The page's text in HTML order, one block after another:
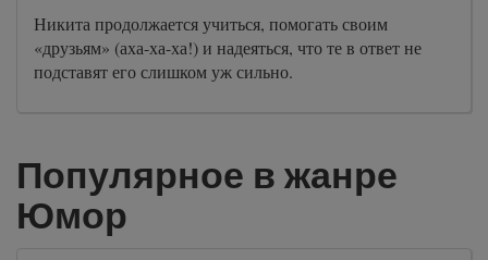
Никита продолжается учиться, помогать своим
«друзьям» (аха-ха-ха!) и надеяться, что те в ответ не
подставят его слишком уж сильно.
Популярное в жанре
Юмор